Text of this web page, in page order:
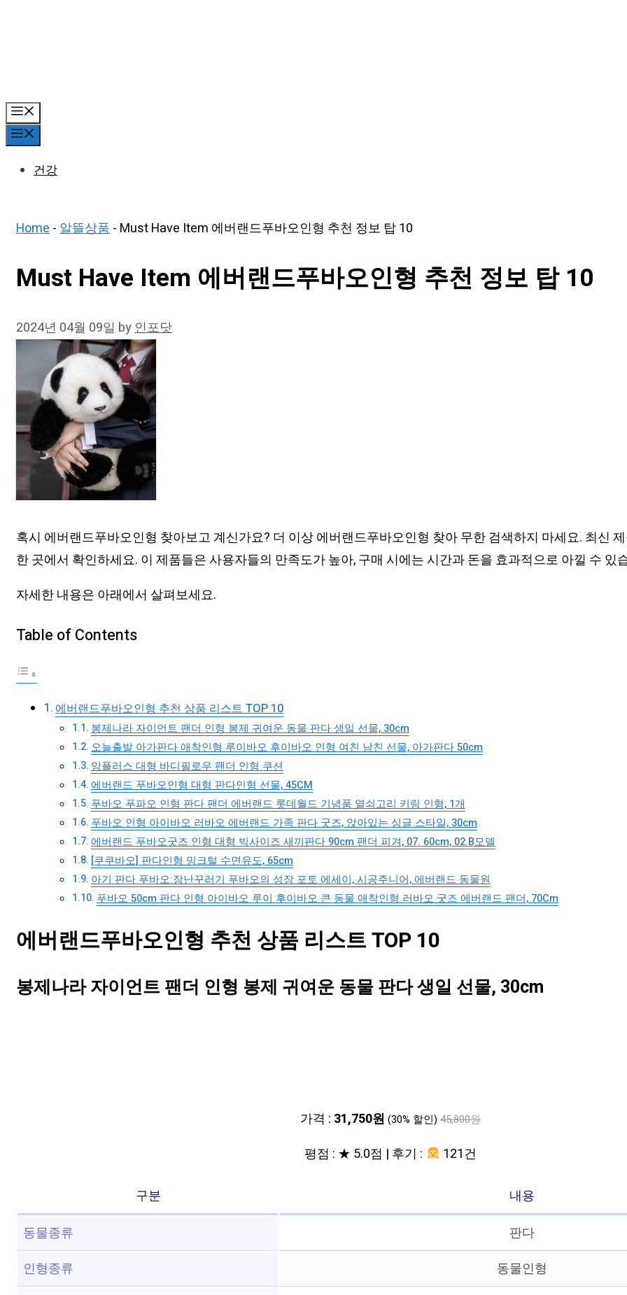
건강
Home-알뜰상품- Must Have Item 에버랜드푸바오인형 추천 정보 탑 10
Must Have Item 에버랜드푸바오인형 추천 정보 탑 10
2024년 04월 09일 by인포닷
혹시 에버랜드푸바오인형 찾아보고 계신가요? 더 이상 에버랜드푸바오인형 찾아 무한 검색하지 마세요. 최신
한 곳에서 확인하세요. 이 제품들은 사용자들의 만족도가 높아, 구매 시에는 시간과 돈을 효과적으로 아낄 수 있
자세한 내용은 아래에서 살펴보세요.
Table of Contents
에버랜드푸바오인형 추천 상품 리스트 TOP 10
봉제나라 자이언트 팬더 인형 봉제 귀여운 동물 판다 생일 선물, 30cm
오늘출발 아가판다 애착인형 루이바오 후이바오 인형 여친 남친 선물, 아가판다 50cm
앙플러스 대형 바디필로우 팬더 인형 쿠션
에버랜드 푸바오인형 대형 판다인형 선물, 45CM
푸바오 푸파오 인형 판다 팬더 에버랜드 롯데월드 기념품 열쇠고리 키링 인형, 1개
푸바오 인형 아이바오 러바오 에버랜드 가족 판다 굿즈, 앉아있는 싱글 스타일, 30cm
에버랜드 푸바오굿즈 인형 대형 빅사이즈 새끼판다 90cm 팬더 피겨, 07. 60cm, 02.B모델
[쿠쿠바오] 판다인형 밍크털 수면유도, 65cm
아기 판다 푸바오:장난꾸러기 푸바오의 성장 포토 에세이, 시공주니어, 에버랜드 동물원
푸바오 50cm 판다 인형 아이바오 루이 후이바오 큰 동물 애착인형 러바오 굿즈 에버랜드 팬더, 70Cm
에버랜드푸바오인형 추천 상품 리스트 TOP 10
봉제나라 자이언트 팬더 인형 봉제 귀여운 동물 판다 생일 선물, 30cm
가격 : 31,750원 (30% 할인) 45,800원
평점 : ★ 5.0점 | 후기 : 121건
구분
내용
동물종류
판다
인형종류
동물인형